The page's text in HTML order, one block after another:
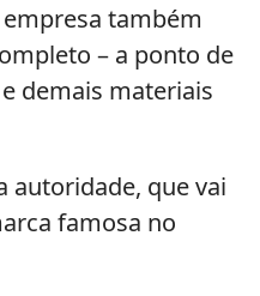
também
– a ponto de
demais materiais
autoridade, que vai
famosa no